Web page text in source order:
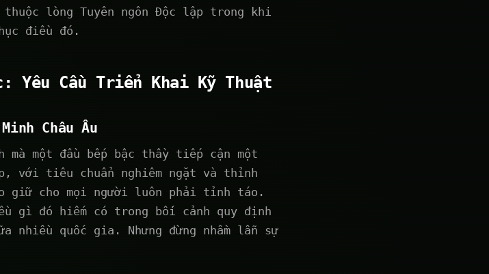
lòng Tuyên ngôn Độc lập trong khi
điều đó.
Yêu Cầu Triển Khai Kỹ Thuật
Châu Âu
một đầu bếp bậc thầy tiếp cận một
với tiêu chuẩn nghiêm ngặt và thỉnh
giữ cho mọi người luôn phải tỉnh táo.
gì đó hiếm có trong bối cảnh quy định
nhiều quốc gia. Nhưng đừng nhầm lẫn sự